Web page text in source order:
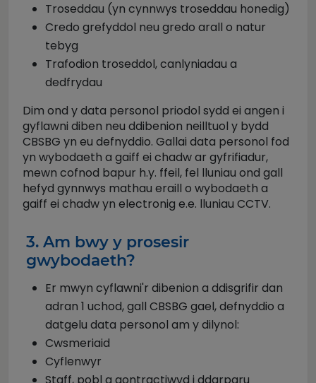
Troseddau (yn cynnwys troseddau honedig)
Credo grefyddol neu gredo arall o natur
tebyg
Trafodion troseddol, canlyniadau a
dedfrydau
Dim ond y data personol priodol sydd ei angen i
gyflawni diben neu ddibenion neilltuol y bydd
CBSBG yn eu defnyddio. Gallai data personol fod
yn wybodaeth a gaiff ei chadw ar gyfrifiadur,
mewn cofnod bapur h.y. ffeil, fel lluniau ond gall
hefyd gynnwys mathau eraill o wybodaeth a
gaiff ei chadw yn electronig e.e. lluniau CCTV.
3. Am bwy y prosesir
gwybodaeth?
Er mwyn cyflawni'r dibenion a ddisgrifir dan
adran 1 uchod, gall CBSBG gael, defnyddio a
datgelu data personol am y dilynol:
Cwsmeriaid
Cyflenwyr